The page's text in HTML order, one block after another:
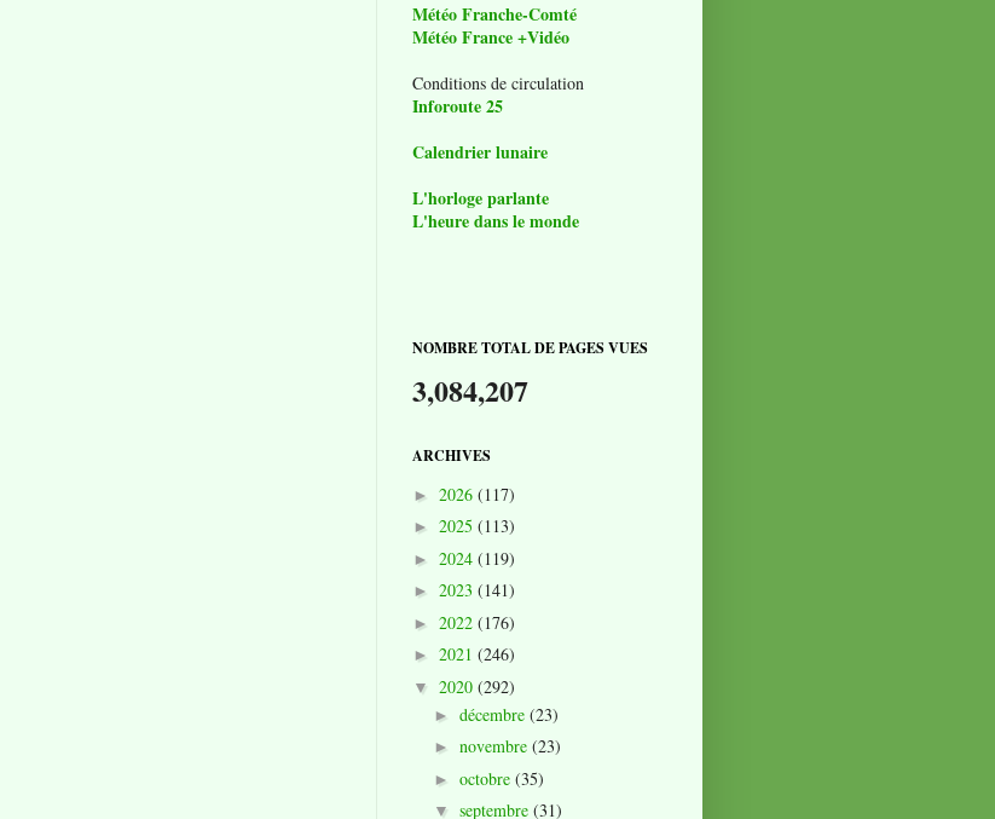
Météo Franche-Comté
Météo France +Vidéo
Conditions de circulation
Inforoute 25
Calendrier lunaire
L'horloge parlante
L'heure dans le monde
NOMBRE TOTAL DE PAGES VUES
3,084,207
ARCHIVES
► 2026 (117)
► 2025 (113)
► 2024 (119)
► 2023 (141)
► 2022 (176)
► 2021 (246)
▼ 2020 (292)
► décembre (23)
► novembre (23)
► octobre (35)
▼ septembre (31)